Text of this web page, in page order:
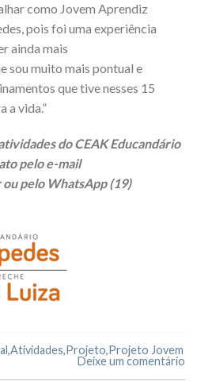
como Jovem Aprendiz
pois foi uma experiência
ainda mais
sou muito mais pontual e
que tive nesses 15
a vida.”
do CEAK Educandário
pelo e-mail
pelo WhatsApp (19)
,Atividades,Projeto,Projeto Jovem
Deixe um comentário